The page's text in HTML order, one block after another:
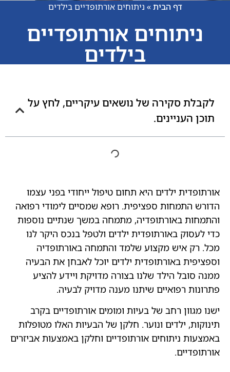
דף הבית» ניתוחים אורתופדיים בילדים
ניתוחים אורתופדיים
בילדים
לקבלת סקירה של נושאים עיקריים, לחץ על
תוכן העניינים.
אורתופדית ילדים היא תחום טיפול ייחודי בפני עצמו
הדורש התמחות ספציפית. רופא שמסיים לימודי רפואה
והתמחות באורתופדיה, מתמחה במשך שנתיים נוספות
כדי לעסוק באורתופדית ילדים ולטפל בנכס היקר לנו
מכל. רק איש מקצוע שלמד והתמחה באורתופדיה
וספציפית באורתופדית ילדים יוכל לאבחן את הבעיה
ממנה סובל הילד שלנו בצורה מדויקת ויידע להציע
פתרונות רפואיים שיתנו מענה מדויק לבעיה.
ישנו מגוון רחב של בעיות ומומים אורתופדיים בקרב
תינוקות, ילדים ונוער. חלקן של הבעיות האלו מטופלות
באמצעות ניתוחים אורתופדיים וחלקן באמצעות אביזרים
אורתופדיים.